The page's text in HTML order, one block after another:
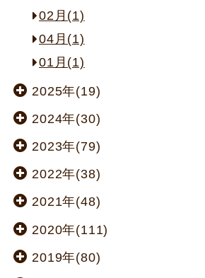
02月(1)
04月(1)
01月(1)
2025年(19)
2024年(30)
2023年(79)
2022年(38)
2021年(48)
2020年(111)
2019年(80)